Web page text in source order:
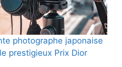
photographe japonaise
prestigieux Prix Dior